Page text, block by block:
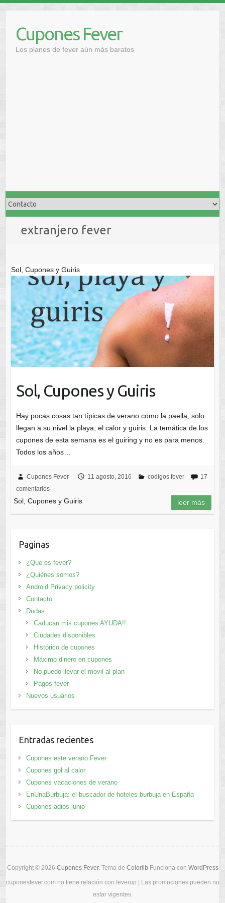
contenidoCupones Fever
Los planes de fever aún más baratos
extranjero fever
Sol, Cupones y Guiris
Sol, Cupones y Guiris
Hay pocas cosas tan típicas de verano como la paella, solo
llegan a su nivel la playa, el calor y guiris. La temática de los
cupones de esta semana es el guiring y no es para menos.
Todos los años…
Cupones Fever 11 agosto, 2016 codigos fever
17
comentarios
Sol, Cupones y Guiris leer más
Paginas
¿Que es fever?
¿Quiénes somos?
Android Privacy policity
Contacto
Dudas
Caducan mis cupones AYUDA!!
Ciudades disponibles
Histórico de cupones
Máximo dinero en cupones
No puedo llevar el movil al plan
Pagos fever
Nuevos usuarios
Entradas recientes
Cupones este verano Fever
Cupones gol al calor
Cupones vacaciones de verano
EnUnaBurbuja: el buscador de hoteles burbuja en España
Cupones adiós junio
Copyright © 2026 Cupones Fever. Tema de Colorlib Funciona con WordPress
cuponesfever.com no tiene relación con feverup | Las promociones pueden no
estar vigentes.